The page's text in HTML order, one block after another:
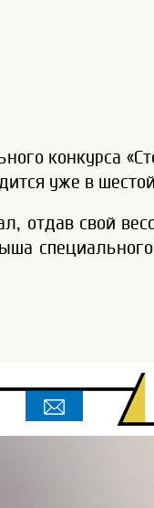
конкурса
уже в
отдав свой